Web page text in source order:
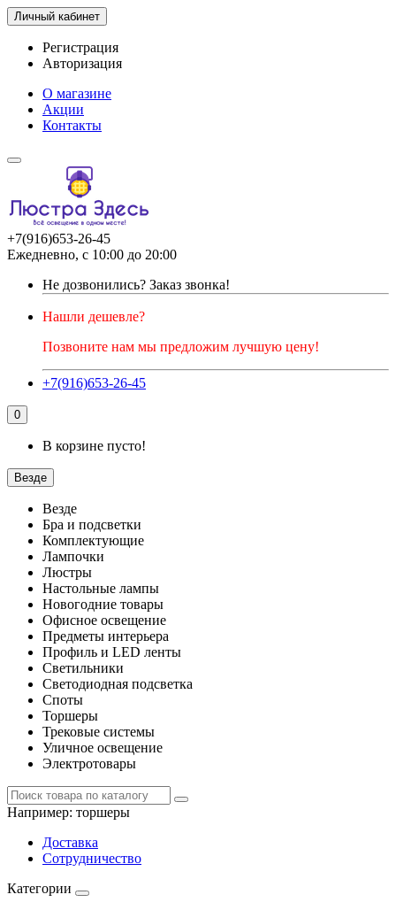
Личный кабинет
Регистрация
Авторизация
О магазине
Акции
Контакты
+7(916)653-26-45
Ежедневно, с 10:00 до 20:00
Не дозвонились? Заказ звонка!
Нашли дешевле?
Позвоните нам мы предложим лучшую цену!
+7(916)653-26-45
0
В корзине пусто!
Везде
Везде
Бра и подсветки
Комплектующие
Лампочки
Люстры
Настольные лампы
Новогодние товары
Офисное освещение
Предметы интерьера
Профиль и LED ленты
Светильники
Светодиодная подсветка
Споты
Торшеры
Трековые системы
Уличное освещение
Электротовары
Например: торшеры
Доставка
Сотрудничество
Категории